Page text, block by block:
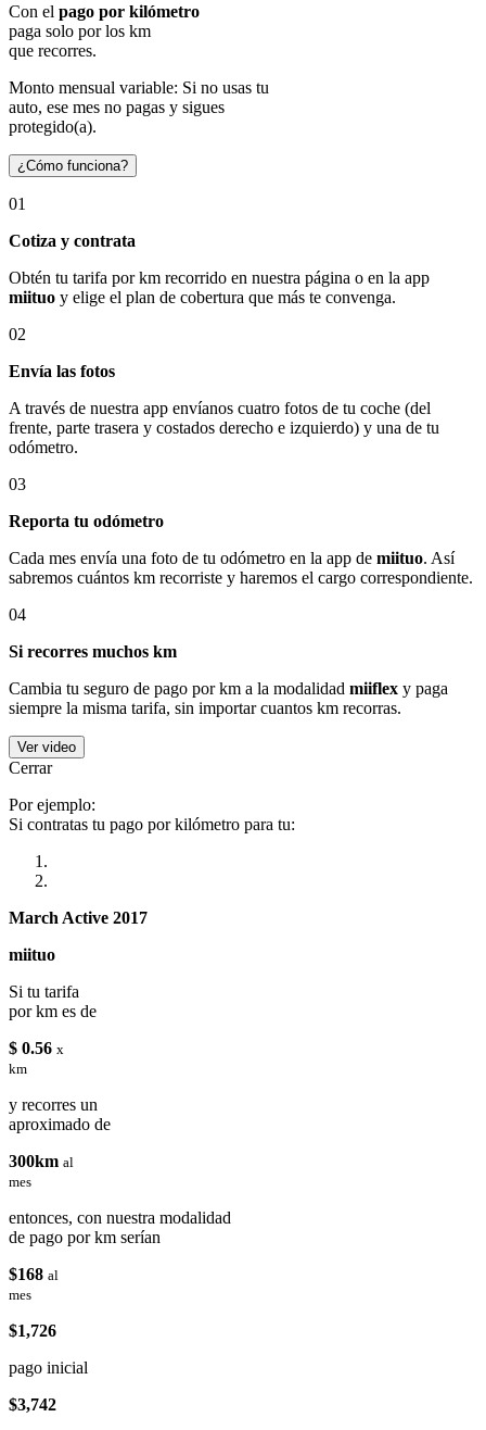
Con el pago por kilómetro
paga solo por los km
que recorres.
Monto mensual variable: Si no usas tu
auto, ese mes no pagas y sigues
protegido(a).
¿Cómo funciona?
01
Cotiza y contrata
Obtén tu tarifa por km recorrido en nuestra página o en la app
miituo y elige el plan de cobertura que más te convenga.
02
Envía las fotos
A través de nuestra app envíanos cuatro fotos de tu coche (del
frente, parte trasera y costados derecho e izquierdo) y una de tu
odómetro.
03
Reporta tu odómetro
Cada mes envía una foto de tu odómetro en la app de miituo. Así
sabremos cuántos km recorriste y haremos el cargo correspondiente.
04
Si recorres muchos km
Cambia tu seguro de pago por km a la modalidad miiflex y paga
siempre la misma tarifa, sin importar cuantos km recorras.
Ver video
Cerrar
Por ejemplo:
Si contratas tu pago por kilómetro para tu:
March Active 2017
miituo
Si tu tarifa
por km es de
$ 0.56 x
km
y recorres un
aproximado de
300km al
mes
entonces, con nuestra modalidad
de pago por km serían
$168 al
mes
$1,726
pago inicial
$3,742